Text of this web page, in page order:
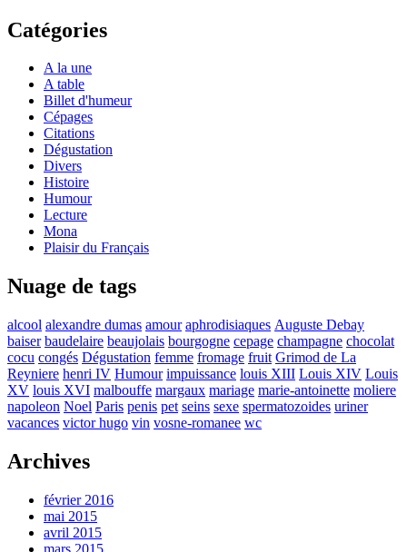
Catégories
A la une
A table
Billet d'humeur
Cépages
Citations
Dégustation
Divers
Histoire
Humour
Lecture
Mona
Plaisir du Français
Nuage de tags
alcool alexandre dumas amour aphrodisiaques Auguste Debay
baiser baudelaire beaujolais bourgogne cepage champagne chocolat
cocu congés Dégustation femme fromage fruit Grimod de La
Reyniere henri IV Humour impuissance louis XIII Louis XIV Louis
XV louis XVI malbouffe margaux mariage marie-antoinette moliere
napoleon Noel Paris penis pet seins sexe spermatozoides uriner
vacances victor hugo vin vosne-romanee wc
Archives
février 2016
mai 2015
avril 2015
mars 2015